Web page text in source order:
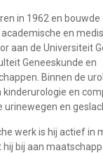
in 1962 en
en
aan de Universiteit
Geneeskunde en
Binnen de
kinderurologie en
urinewegen en
werk is hij actief in
bij aan